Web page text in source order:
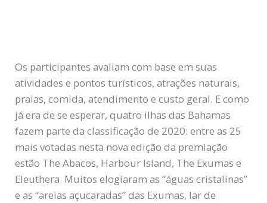
Os participantes avaliam com base em suas
atividades e pontos turísticos, atrações naturais,
praias, comida, atendimento e custo geral. E como
já era de se esperar, quatro ilhas das Bahamas
fazem parte da classificação de 2020: entre as 25
mais votadas nesta nova edição da premiação
estão The Abacos, Harbour Island, The Exumas e
Eleuthera. Muitos elogiaram as “águas cristalinas”
e as “areias açucaradas” das Exumas, lar de